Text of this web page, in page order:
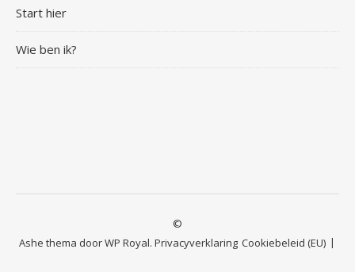
Start hier
Wie ben ik?
©
Privacyverklaring Cookiebeleid (EU)
Ashe thema doorWP Royal.